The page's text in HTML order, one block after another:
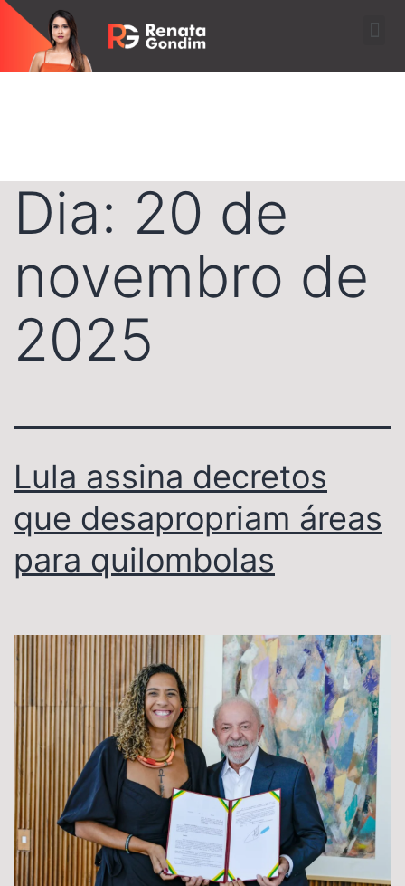
Dia: 20 de
novembro de
2025
Lula assina decretos
que desapropriam áreas
para quilombolas